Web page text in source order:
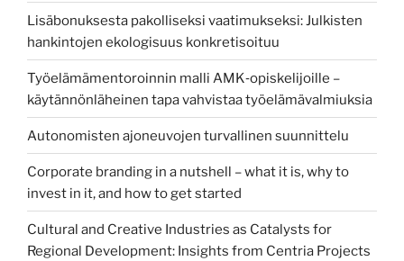
Lisäbonuksesta pakolliseksi vaatimukseksi: Julkisten
hankintojen ekologisuus konkretisoituu
Työelämämentoroinnin malli AMK‑opiskelijoille –
käytännönläheinen tapa vahvistaa työelämävalmiuksia
Autonomisten ajoneuvojen turvallinen suunnittelu
Corporate branding in a nutshell – what it is, why to
invest in it, and how to get started
Cultural and Creative Industries as Catalysts for
Regional Development: Insights from Centria Projects